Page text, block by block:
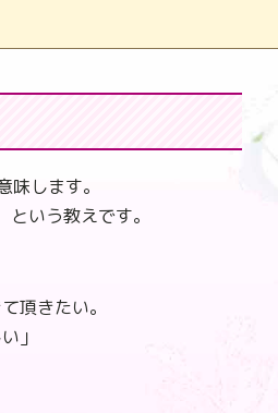
します。
いう教えです。
頂きたい。
」